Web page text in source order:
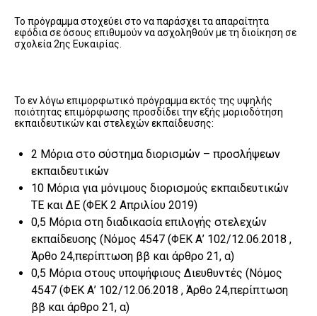
Το πρόγραμμα στοχεύει στο να παράσχει τα απαραίτητα
εφόδια σε όσους επιθυμούν να ασχοληθούν με τη διοίκηση σε
σχολεία 2ης Ευκαιρίας.
Το εν λόγω επιμορφωτικό πρόγραμμα εκτός της υψηλής
ποιότητας επιμόρφωσης προσδίδει την εξής μοριοδότηση
εκπαιδευτικών και στελεχών εκπαίδευσης:
2 Μόρια στο σύστημα διορισμών – προσλήψεων
εκπαιδευτικών
10 Μόρια για μόνιμους διορισμούς εκπαιδευτικών
ΤΕ και ΔΕ (ΦΕΚ 2 Απριλίου 2019)
0,5 Μόρια στη διαδικασία επιλογής στελεχών
εκπαίδευσης (Nόμος 4547 (ΦΕΚ Α’ 102/12.06.2018 ,
Άρθο 24,περίπτωση ββ και άρθρο 21, α)
0,5 Μόρια στους υποψήφιους Διευθυντές (Nόμος
4547 (ΦΕΚ Α’ 102/12.06.2018 , Άρθο 24,περίπτωση
ββ και άρθρο 21, α)